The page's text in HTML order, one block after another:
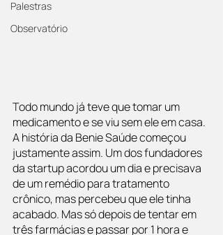
Palestras
Observatório
Todo mundo já teve que tomar um
medicamento e se viu sem ele em casa.
A história da Benie Saúde começou
justamente assim. Um dos fundadores
da startup acordou um dia e precisava
de um remédio para tratamento
crônico, mas percebeu que ele tinha
acabado. Mas só depois de tentar em
três farmácias e passar por 1 hora e